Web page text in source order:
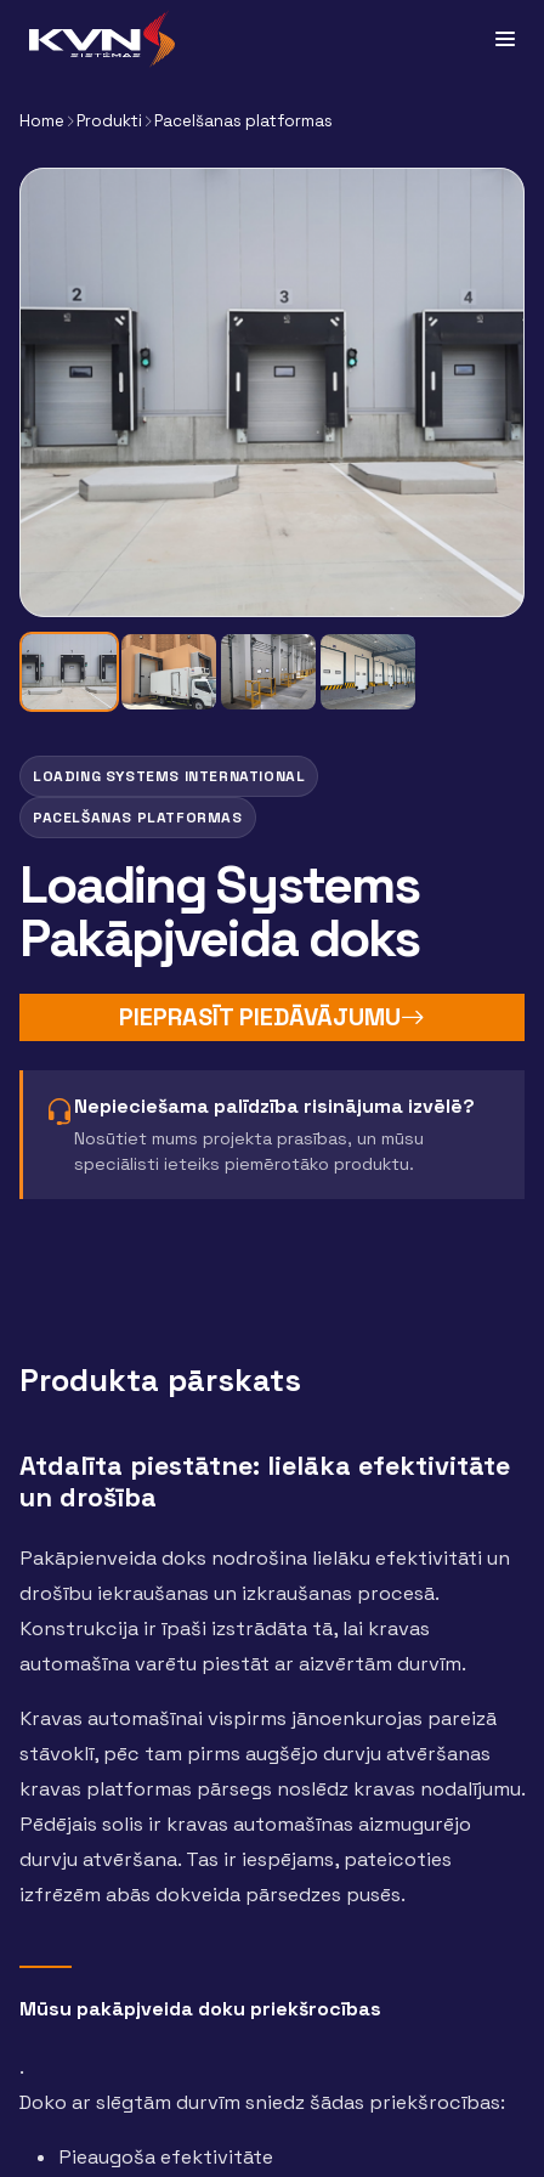
Home Produkti Pacelšanas platformas
LOADING SYSTEMS INTERNATIONAL
PACELŠANAS PLATFORMAS
Loading Systems
Pakāpjveida doks
PIEPRASĪT PIEDĀVĀJUMU
Nepieciešama palīdzība risinājuma izvēlē?
Nosūtiet mums projekta prasības, un mūsu
speciālisti ieteiks piemērotāko produktu.
Produkta pārskats
Atdalīta piestātne: lielāka efektivitāte
un drošība
Pakāpienveida doks nodrošina lielāku efektivitāti un
drošību iekraušanas un izkraušanas procesā.
Konstrukcija ir īpaši izstrādāta tā, lai kravas
automašīna varētu piestāt ar aizvērtām durvīm.
Kravas automašīnai vispirms jānoenkurojas pareizā
stāvoklī, pēc tam pirms augšējo durvju atvēršanas
kravas platformas pārsegs noslēdz kravas nodalījumu.
Pēdējais solis ir kravas automašīnas aizmugurējo
durvju atvēršana. Tas ir iespējams, pateicoties
izfrēzēm abās dokveida pārsedzes pusēs.
Mūsu pakāpjveida doku priekšrocības
.
Doko ar slēgtām durvīm sniedz šādas priekšrocības:
Pieaugoša efektivitāte